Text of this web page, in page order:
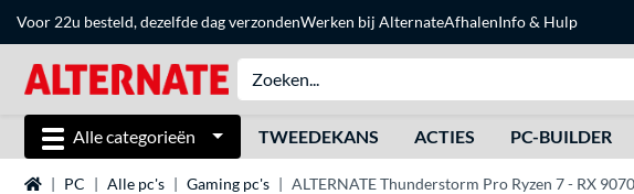
Voor 22u besteld, dezelfde dag verzondenWerken bij AlternateAfhalenInfo & Hulp
Alle categorieën TWEEDEKANS ACTIES PC-BUILDER
Home PC Alle pc's Gaming pc's ALTERNATE Thunderstorm Pro Ryzen 7 - RX